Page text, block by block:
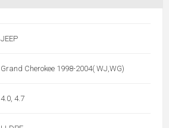
JEEP
Grand Cherokee 1998-2004( WJ,WG)
4.0, 4.7